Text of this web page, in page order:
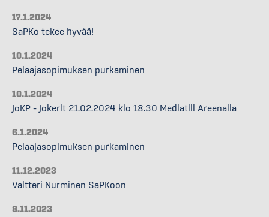
17.1.2024
SaPKo tekee hyvää!
10.1.2024
Pelaajasopimuksen purkaminen
10.1.2024
JoKP – Jokerit 21.02.2024 klo 18.30 Mediatili Areenalla
6.1.2024
Pelaajasopimuksen purkaminen
11.12.2023
Valtteri Nurminen SaPKoon
8.11.2023